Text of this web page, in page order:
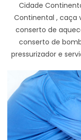
Cidade
Continental , caça
conserto de
conserto de
pressurizador e